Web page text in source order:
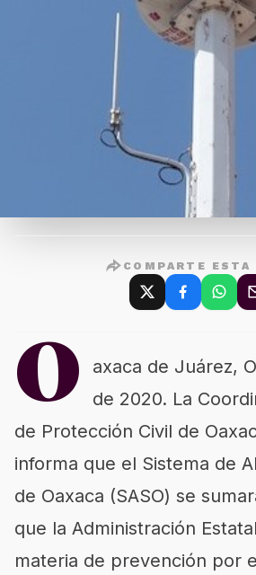
COMPARTE ESTA
O
axaca de Juárez,
de 2020. La
de Protección Civil de
informa que el Sistema de
de Oaxaca (SASO) se
que la Administración
materia de prevención por